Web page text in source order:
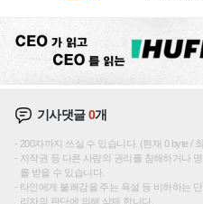
기사댓글0개
200자까지 쓰실 수 있습니다. (현재 0 byte /
저작권 등 다른 사람의 권리를 침해하거나
를 받을 수 있습니다.
타인에게 불쾌감을 주는 욕설 등 비하하는
리자의 판단에 의해 삭제 합니다.